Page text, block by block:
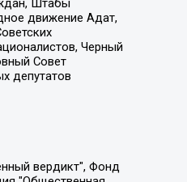
Штабы
движение Адат,
Черный
Совет
депутатов
Борис Юльевич, Климарев Михаил Валерьевич, Милов Владимир Станиславович, Автономная некоммерческая организация Краснодарский центр современного искусства "Типография", Моргенштерн Алишер Тагирович, Соболь Любовь Эдуардовна, Общество с ограниченной ответственностью "ЛИЗА НОРМ", Каспаров Гарри Кимович, Ходорковский Михаил Борисович, Общество с ограниченной ответственностью "Апрельские тезисы", Данилович Ирина Брониславовна, Кашин Олег Владимирович, Петров Николай Владимирович, Пивоваров Алексей Владимирович, Соколов Михаил Владимирович, Цветкова Юлия Владимировна, Чичваркин Евгений Александрович, Комитет против пыток/Команда против пыток, Общество с ограниченной ответственностью "Первый научный", Общество с ограниченной ответственностью "Вертолет и ко", Белоцерковская Вероника Борисовна, Кац Максим Евгеньевич, Лазарева Татьяна Юрьевна, Шаведдинов Руслан Табризович, Яшин Илья Валерьевич, Общество с ограниченной ответственностью "Иноагент ААВ", Алешковский Дмитрий Петрович, Альбац Евгения Марковна, Быков Дмитрий Львович, Галямина Юлия Евгеньевна, Лойко Сергей Леонидович, Мартынов Кирилл Константинович, Медведев Сергей Александрович, Крашенинников Федор Геннадиевич, Гордеева Катерина Вл